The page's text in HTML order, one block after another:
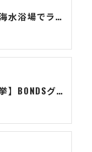
由比ヶ浜海水浴場でライフガードとBONDS合同訓練を実施しました
【祝・快挙】BONDSグループ所属・野澤海斗隊員がMMA大会「GRACHAN74」で見事1R TKO勝利！